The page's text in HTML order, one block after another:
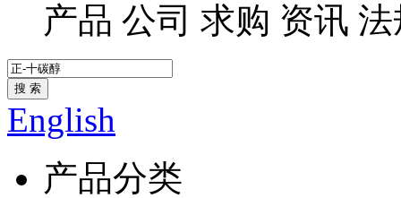
产品 公司 求购 资讯 法
搜 索
English
产品分类